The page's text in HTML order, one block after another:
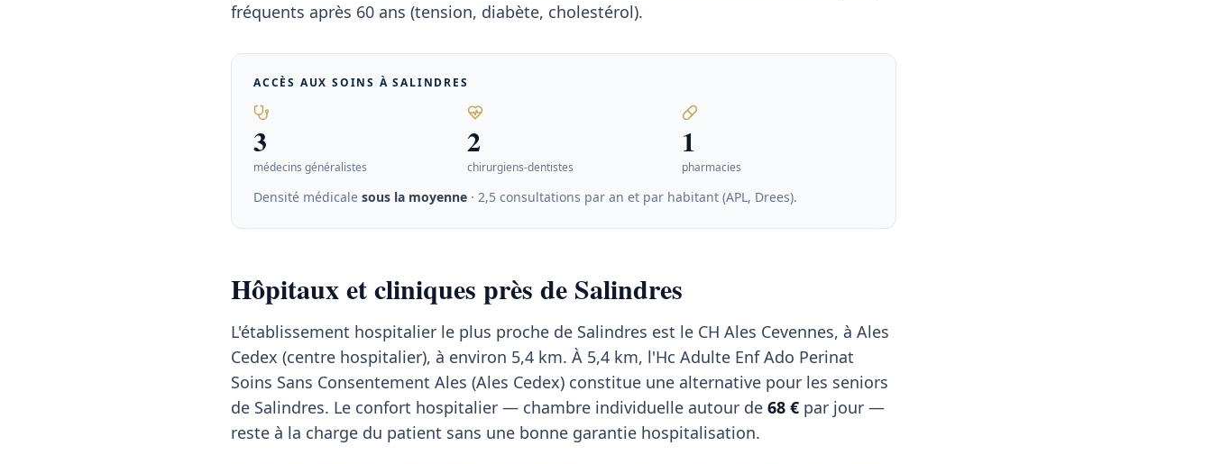
fréquents après 60 ans (tension, diabète, cholestérol).
ACCÈS AUX SOINS ÀSALINDRES
3
médecins généralistes
2
chirurgiens-dentistes
1
pharmacies
Densité médicale sous la moyenne · 2,5 consultations par an et par habitant (APL, Drees).
Hôpitaux et cliniques près de Salindres
L'établissement hospitalier le plus proche de Salindres est le CH Ales Cevennes, à Ales
Cedex (centre hospitalier), à environ 5,4 km. À 5,4 km, l'Hc Adulte Enf Ado Perinat
Soins Sans Consentement Ales (Ales Cedex) constitue une alternative pour les seniors
de Salindres. Le confort hospitalier — chambre individuelle autour de 68 € par jour —
reste à la charge du patient sans une bonne garantie hospitalisation.